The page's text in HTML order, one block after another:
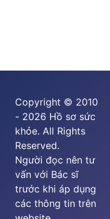
Copyright © 2010
- 2026 Hồ sơ sức
khỏe. All Rights
Reserved.
Người đọc nên tư
vấn với Bác sĩ
trước khi áp dụng
các thông tin trên